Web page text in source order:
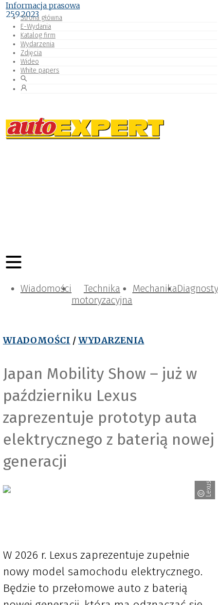
Strona główna
E-Wydania
Katalog firm
Wydarzenia
Zdjęcia
Wideo
White papers
Wiadomości
Technika
motoryzacyjna
Mechanika
WIADOMOŚCI / WYDARZENIA
Japan Mobility Show – już w
październiku Lexus
zaprezentuje prototyp auta
elektrycznego z baterią nowej
generacji
Lexus
Informacja prasowa
25.9.2023
W 2026 r. Lexus zaprezentuje zupełnie
nowy model samochodu elektrycznego.
Będzie to przełomowe auto z baterią